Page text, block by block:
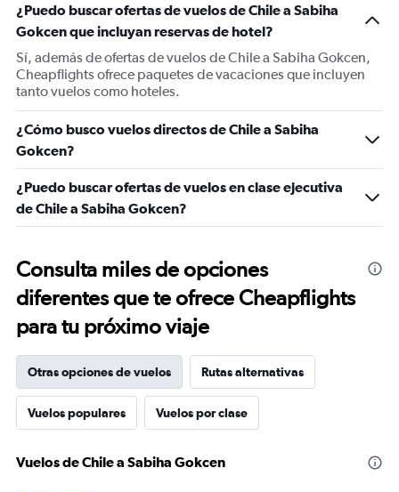
¿Puedo buscar ofertas de vuelos de Chile a Sabiha
Gokcen que incluyan reservas de hotel?
Sí, además de ofertas de vuelos de Chile a Sabiha Gokcen,
Cheapflights ofrece paquetes de vacaciones que incluyen
tanto vuelos como hoteles.
¿Cómo busco vuelos directos de Chile a Sabiha
Gokcen?
¿Puedo buscar ofertas de vuelos en clase ejecutiva
de Chile a Sabiha Gokcen?
Consulta miles de opciones
diferentes que te ofrece Cheapflights
para tu próximo viaje
Otras opciones de vuelos Rutas alternativas
Vuelos populares Vuelos por clase
Vuelos de Chile a Sabiha Gokcen